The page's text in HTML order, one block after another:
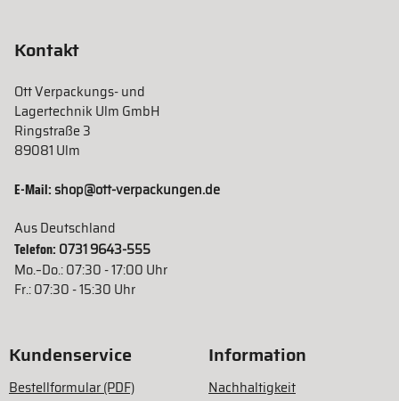
Kontakt
Ott Verpackungs- und
Lagertechnik Ulm GmbH
Ringstraße 3
89081 Ulm
E-Mail:shop@ott-verpackungen.de
Aus Deutschland
Telefon: 0731 9643-555
Mo.–Do.: 07:30 - 17:00 Uhr
Fr.: 07:30 - 15:30 Uhr
Kundenservice
Bestellformular (PDF)
Information
Nachhaltigkeit